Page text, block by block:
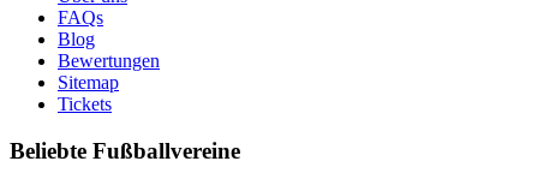
FAQs
Blog
Bewertungen
Sitemap
Tickets
Beliebte Fußballvereine